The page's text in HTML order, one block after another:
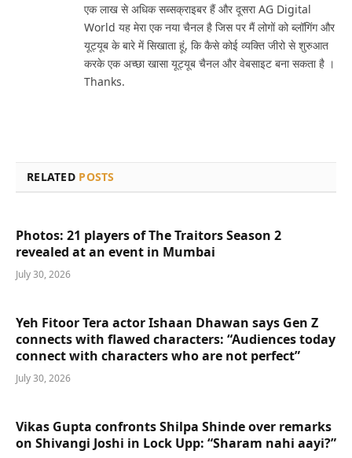
एक लाख से अधिक सब्सक्राइबर हैं और दूसरा AG Digital
World यह मेरा एक नया चैनल है जिस पर मैं लोगों को ब्लॉगिंग और
यूट्यूब के बारे में सिखाता हूं, कि कैसे कोई व्यक्ति जीरो से शुरुआत
करके एक अच्छा खासा यूट्यूब चैनल और वेबसाइट बना सकता है ।
Thanks.
RELATED POSTS
Photos: 21 players of The Traitors Season 2
revealed at an event in Mumbai
July 30, 2026
Yeh Fitoor Tera actor Ishaan Dhawan says Gen Z
connects with flawed characters: “Audiences today
connect with characters who are not perfect”
July 30, 2026
Vikas Gupta confronts Shilpa Shinde over remarks
on Shivangi Joshi in Lock Upp: “Sharam nahi aayi?”